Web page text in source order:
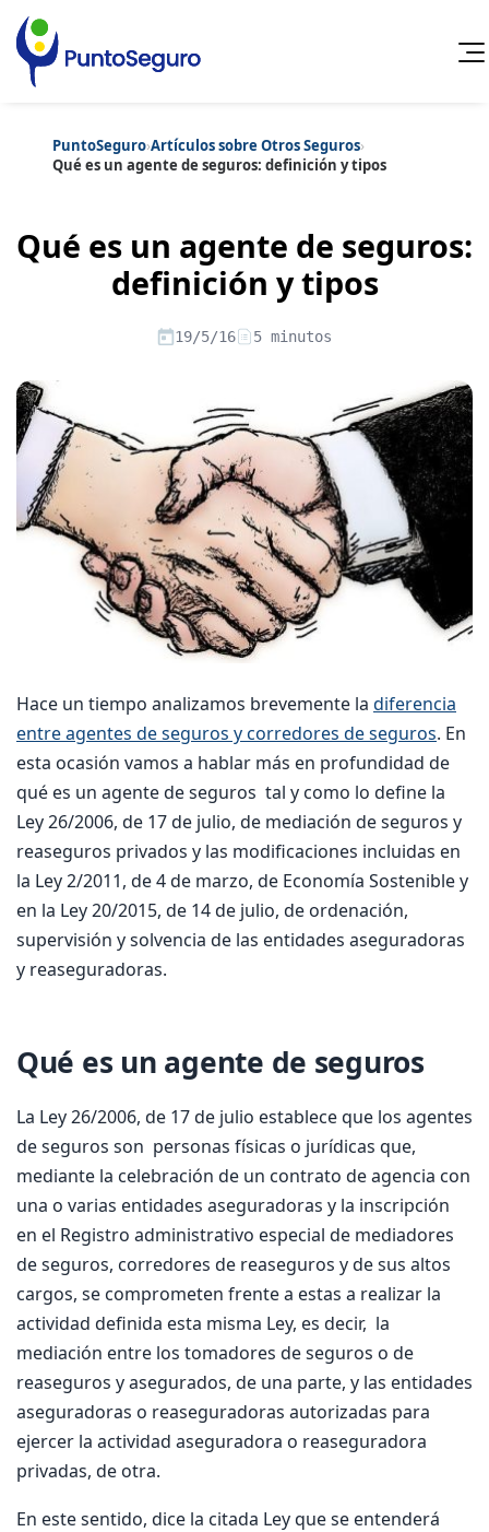
Artículos sobre Vida SanaArtículos sobre Seguros de Vida
Artículos sobre Otros Seguros
Artículos sobre Seguros de Auto
Artículos sobre Seguros de Salud Contenido extra
Artículos sobre Educación Financiera
Artículos sobre Seguros de Vida Hipoteca
Artículos sobre Seguros de Decesos
Artículos sobre la Jubilación
PuntoSeguro›Artículos sobre Otros Seguros›
Qué es un agente de seguros: definición y tipos
Qué es un agente de seguros:
definición y tipos
19/5/16 5 minutos
Hace un tiempo analizamos brevemente la diferencia
entre agentes de seguros y corredores de seguros. En
esta ocasión vamos a hablar más en profundidad de
qué es un agente de seguros tal y como lo define la
Ley 26/2006, de 17 de julio, de mediación de seguros y
reaseguros privados y las modificaciones incluidas en
la Ley 2/2011, de 4 de marzo, de Economía Sostenible y
en la Ley 20/2015, de 14 de julio, de ordenación,
supervisión y solvencia de las entidades aseguradoras
y reaseguradoras.
Qué es un agente de seguros
La Ley 26/2006, de 17 de julio establece que los agentes
de seguros son personas físicas o jurídicas que,
mediante la celebración de un contrato de agencia con
una o varias entidades aseguradoras y la inscripción
en el Registro administrativo especial de mediadores
de seguros, corredores de reaseguros y de sus altos
cargos, se comprometen frente a estas a realizar la
actividad definida esta misma Ley, es decir, la
mediación entre los tomadores de seguros o de
reaseguros y asegurados, de una parte, y las entidades
aseguradoras o reaseguradoras autorizadas para
ejercer la actividad aseguradora o reaseguradora
privadas, de otra.
En este sentido, dice la citada Ley que se entenderá